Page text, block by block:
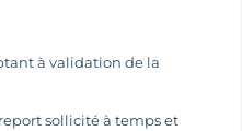
à validation de la
sollicité à temps et